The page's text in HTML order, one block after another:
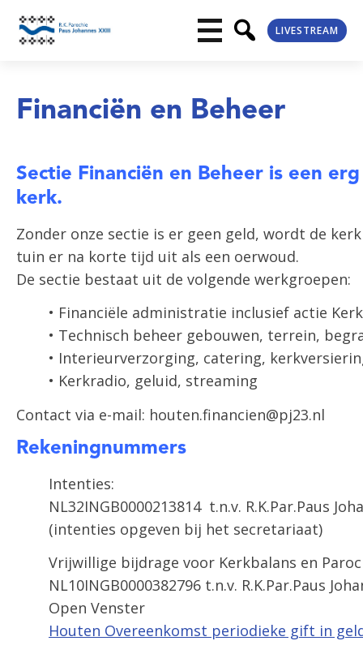
LIVESTREAM
Financiën en Beheer
Sectie Financiën en Beheer is een
kerk.
Zonder onze sectie is er geen geld, wordt de
tuin er na korte tijd uit als een oerwoud.
De sectie bestaat uit de volgende werkgroepen:
• Financiële administratie inclusief actie
• Technisch beheer gebouwen, terrein,
• Interieurverzorging, catering,
• Kerkradio, geluid, streaming
Contact via e-mail: houten.financien@pj23.nl
Rekeningnummers
Intenties:
NL32INGB0000213814 t.n.v. R.K.Par.Paus
(intenties opgeven bij het secretariaat)
Vrijwillige bijdrage voor Kerkbalans en
NL10INGB0000382796 t.n.v. R.K.Par.Paus
Open Venster
Houten Overeenkomst periodieke gift in